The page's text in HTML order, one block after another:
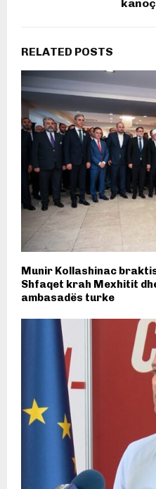
RELATED POSTS
Munir Kollashinac
Shfaqet krah Mexhitit
ambasadës turke